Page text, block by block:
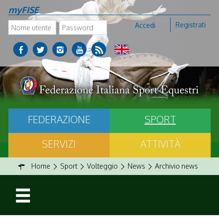
myFISE
Accedi Registrati
FEDERAZIONE
SPORT
SERVIZI
ATTIVITÀ
Home Sport Volteggio News Archivio news